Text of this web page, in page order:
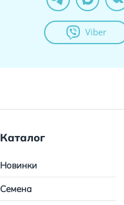
Viber
Каталог
Новинки
Семена